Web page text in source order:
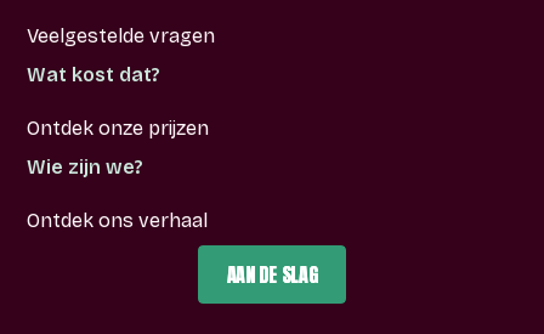
Veelgestelde vragen
Wat kost dat?
Ontdek onze prijzen
Wie zijn we?
Ontdek ons verhaal
AAN DE SLAG